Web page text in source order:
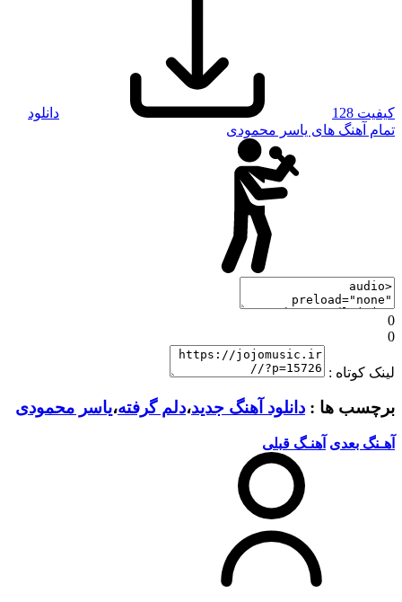
کیفیت 128
دانلود
تمام آهنگ های یاسر محمودی
0
0
لینک کوتاه :
برچسب ها : دانلود آهنگ جدید،دلم گرفته،یاسر محمودی
آهـنگ بعدی آهنـگ قبلی